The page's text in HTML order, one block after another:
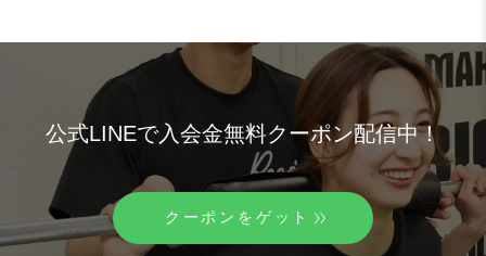
公式LINEで入会金無料クーポン配信中！
クーポンをゲット